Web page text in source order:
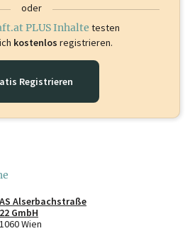
oder
PLUS Inhalte testen
kostenlos registrieren.
Registrieren
AS Alserbachstraße
22 GmbH
1060 Wien